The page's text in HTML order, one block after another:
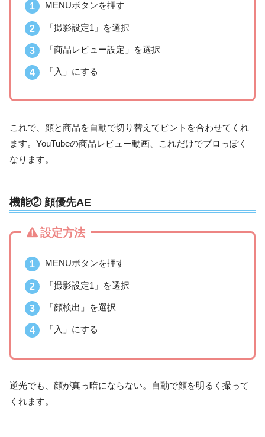
MENUボタンを押す
「撮影設定1」を選択
「商品レビュー設定」を選択
「入」にする
これで、顔と商品を自動で切り替えてピントを合わせてくれ
ます。YouTubeの商品レビュー動画、これだけでプロっぽく
なります。
機能② 顔優先AE
設定方法
MENUボタンを押す
「撮影設定1」を選択
「顔検出」を選択
「入」にする
逆光でも、顔が真っ暗にならない。自動で顔を明るく撮って
くれます。